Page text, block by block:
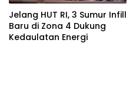
Jelang HUT RI, 3 Sumur Infill
Baru di Zona 4 Dukung
Kedaulatan Energi